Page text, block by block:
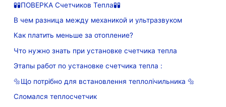
🧪🧪ПОВЕРКА Счетчиков Тепла🧪🧪
В чем разница между механикой и ультразвуком
Как платить меньше за отопление?
Что нужно знать при установке счетчика тепла
Этапы работ по установке счетчика тепла :
🔩Що потрібно для встановлення теплолічильника 🔩
Сломался теплосчетчик